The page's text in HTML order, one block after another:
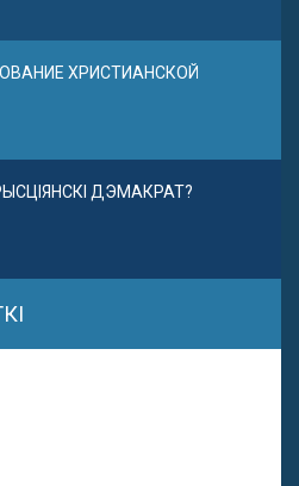
ХРИСТИАНСКОЙ
ДЭМАКРАТ?